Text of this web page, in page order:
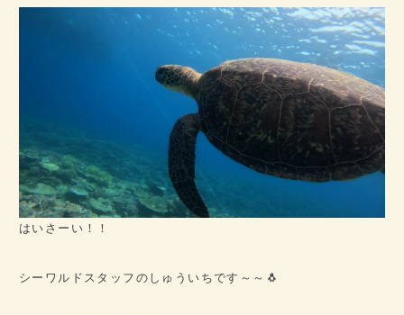
★ご予約はこちら★
はいさーい！！
シーワルドスタッフのしゅういちです～～🐧